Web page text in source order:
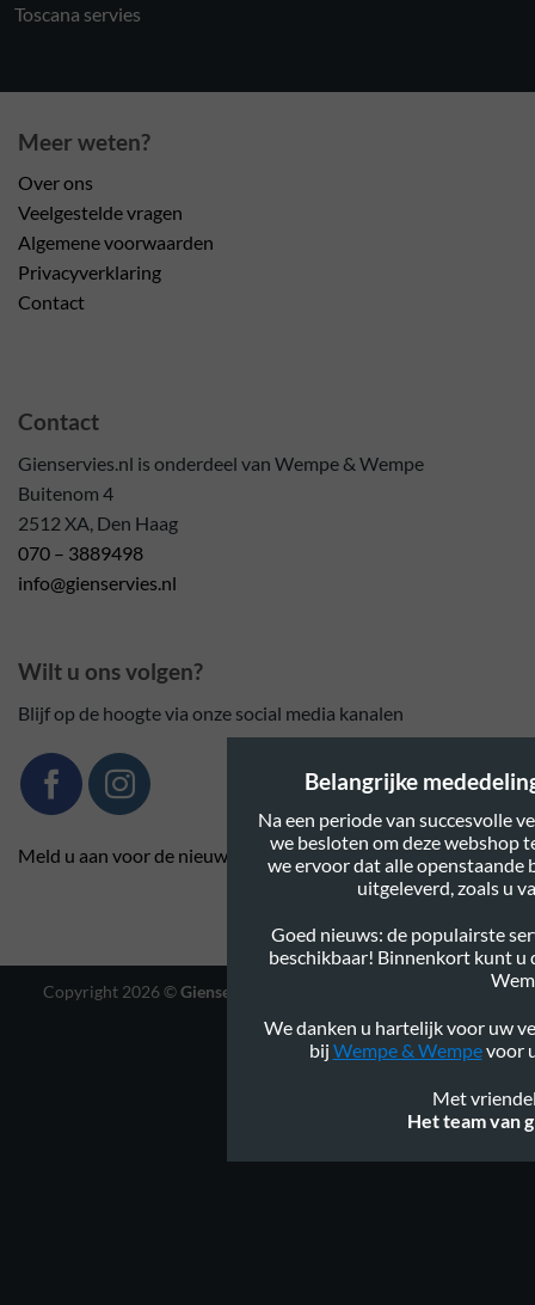
Toscana servies
Meer weten?
Over ons
Veelgestelde vragen
Algemene voorwaarden
Privacyverklaring
Contact
Contact
Gienservies.nl is onderdeel van Wempe & Wempe
Buitenom 4
2512 XA, Den Haag
070 – 3889498
info@gienservies.nl
Wilt u ons volgen?
Blijf op de hoogte via onze social media kanalen
Meld u aan voor de nieuwsbrief
Copyright 2026 ©Gienservies.nl
Design
Belangrijke
Na een periode van succesvolle
we besloten om deze webshop
we ervoor dat alle openstaande
uitgeleverd, zoals u
Goed nieuws: de populairste
beschikbaar! Binnenkort kunt u
We danken u hartelijk voor uw
bij Wempe & Wempevoor
Met
Het team van